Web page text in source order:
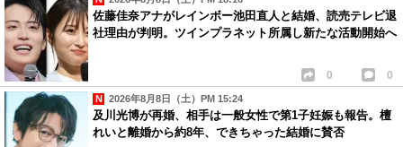
佐藤佳奈アナがレインボー池田直人と結婚、読売テレビ退
社理由が判明。ツインプラネット所属し新たな活動開始へ
0 0
2026年8月8日（土）PM 15:24
及川光博が再婚、相手は一般女性で第1子妊娠も報告。檀
れいと離婚から約8年、できちゃった結婚に賛否